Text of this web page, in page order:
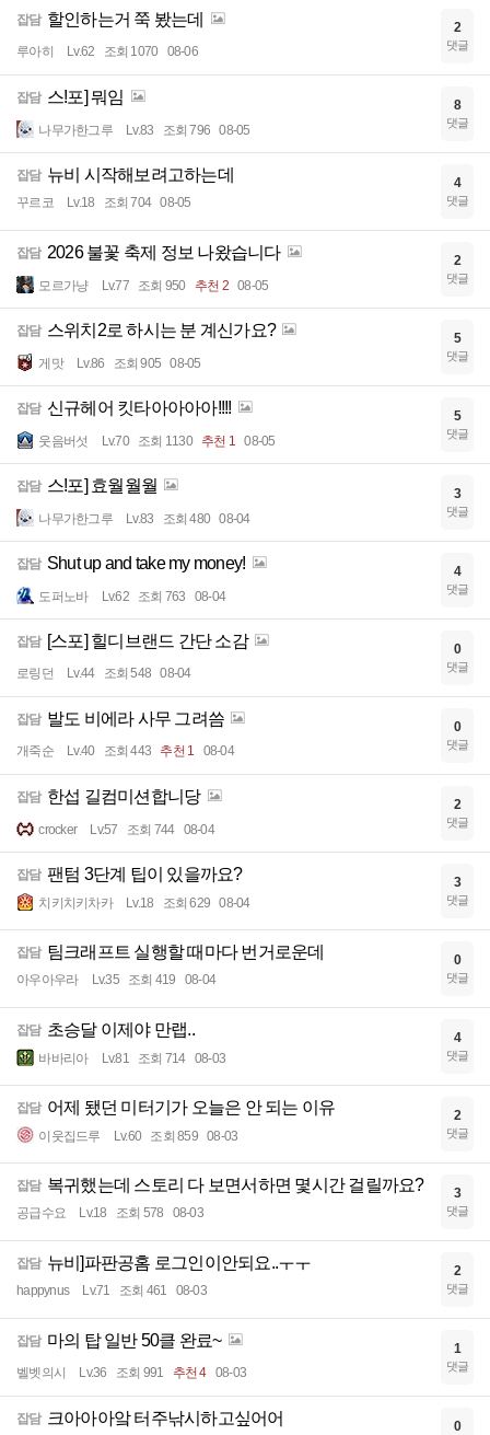
잡담 할인하는거 쭉 봤는데
루아히 Lv.62 조회 1070 08-06
2
댓글
잡담 스!포] 뭐임
나무가한그루 Lv.83 조회 796 08-05
8
댓글
잡담 뉴비 시작해보려고하는데
꾸르코 Lv.18 조회 704 08-05
4
댓글
잡담 2026 불꽃 축제 정보 나왔습니다
모르가냥 Lv.77 조회 950 추천 2 08-05
2
댓글
잡담 스위치2로 하시는 분 계신가요?
게맛 Lv.86 조회 905 08-05
5
댓글
잡담 신규헤어 킷타아아아아!!!!
웃음버섯 Lv.70 조회 1130 추천 1 08-05
5
댓글
잡담 스!포] 효월월월
나무가한그루 Lv.83 조회 480 08-04
3
댓글
잡담 Shut up and take my money!
도퍼노바 Lv.62 조회 763 08-04
4
댓글
잡담 [스포] 힐디브랜드 간단 소감
로링던 Lv.44 조회 548 08-04
0
댓글
잡담 발도 비에라 사무 그려씀
개죽순 Lv.40 조회 443 추천 1 08-04
0
댓글
잡담 한섭 길컴미션합니당
crocker Lv.57 조회 744 08-04
2
댓글
잡담 팬텀 3단계 팁이 있을까요?
치키치키차카 Lv.18 조회 629 08-04
3
댓글
잡담 팀크래프트 실행할 때마다 번거로운데
아우아우라 Lv.35 조회 419 08-04
0
댓글
잡담 초승달 이제야 만랩..
바바리아 Lv.81 조회 714 08-03
4
댓글
잡담 어제 됐던 미터기가 오늘은 안 되는 이유
이웃집드루 Lv.60 조회 859 08-03
2
댓글
잡담 복귀했는데 스토리 다 보면서하면 몇시간 걸릴까요?
공급수요 Lv.18 조회 578 08-03
3
댓글
잡담 뉴비]파판공홈 로그인이안되요..ㅜㅜ
happynus Lv.71 조회 461 08-03
2
댓글
잡담 마의 탑 일반 50클 완료~
벨벳의시 Lv.36 조회 991 추천 4 08-03
1
댓글
잡담 크아아아앜 터주낚시하고싶어어 0